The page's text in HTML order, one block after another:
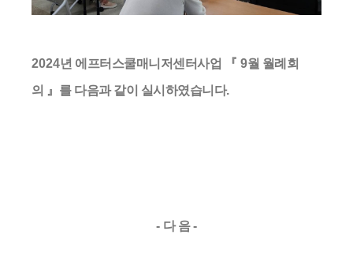
2024년 에프터스쿨매니저센터사업 『 9월 월례회
의
』 를 다음과 같이 실시하였습니다.
- 다 음-